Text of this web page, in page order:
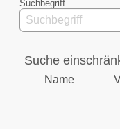
Suchbegriff
Suche
Name